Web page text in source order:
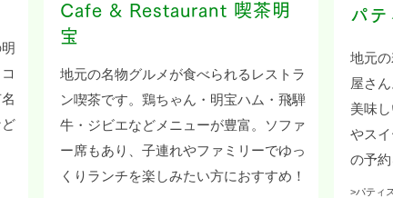
Cafe & Restaurant 喫茶明
宝
地元の名物グルメが食べられるレストラ
ン喫茶です。鶏ちゃん・明宝ハム・飛騨
牛・ジビエなどメニューが豊富。ソファ
ー席もあり、子連れやファミリーでゆっ
くりランチを楽しみたい方におすすめ！
パテ
地元
屋さ
美味
やス
の予
>パティ